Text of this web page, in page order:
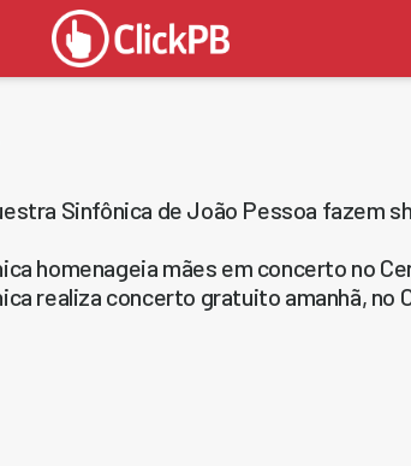
Sinfônica de João Pessoa fazem
homenageia mães em concerto no
realiza concerto gratuito amanhã, no